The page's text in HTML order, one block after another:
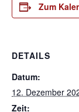
Zum
DETAILS
Datum:
12. Dezember
Zeit: